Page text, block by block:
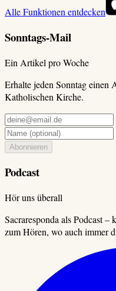
Alle Funktionen entdecken
Sonntags-Mail
Ein Artikel pro Woche
Erhalte jeden Sonntag einen
Katholischen Kirche.
Abonnieren
Podcast
Hör uns überall
Sacraresponda als Podcast
zum Hören, wo auch immer